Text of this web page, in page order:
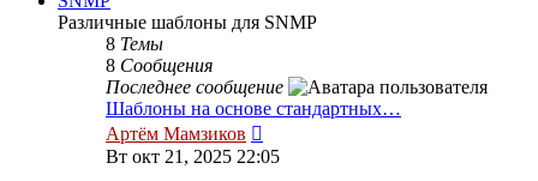
Различные шаблоны для SNMP
8 Темы
8 Сообщения
Последнее сообщение
Шаблоны на основе стандартных…
Артём Мамзиков
к
Вт окт 21, 2025 22:05